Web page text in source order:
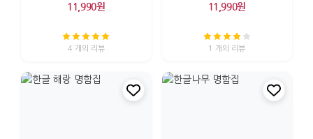
11,990원
4 개의 리뷰
11,990원
1 개의 리뷰